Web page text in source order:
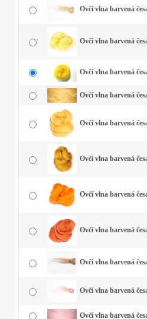
Ovčí vlna barvená
Ovčí vlna barvená
Ovčí vlna barvená
Ovčí vlna barvená
Ovčí vlna barvená
Ovčí vlna barvená
Ovčí vlna barvená
Ovčí vlna barvená
Ovčí vlna barvená
Ovčí vlna barvená
Ovčí vlna barvená